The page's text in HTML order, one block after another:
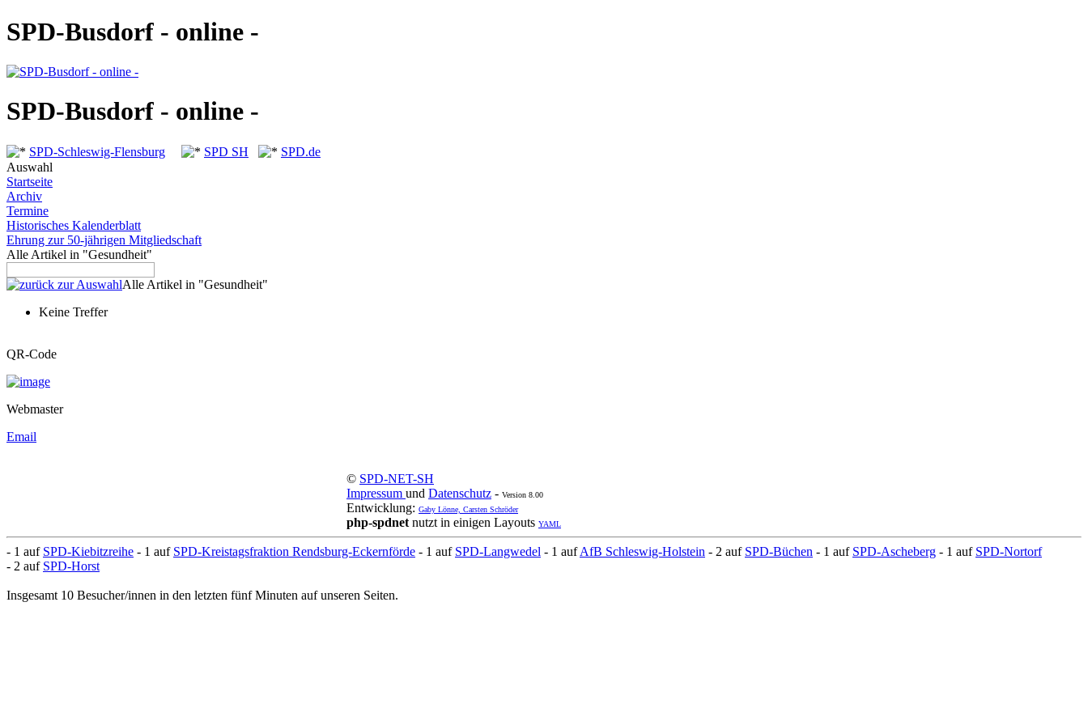
SPD-Busdorf - online -
SPD-Busdorf - online -
SPD-Schleswig-Flensburg SPD SH
SPD.de
Auswahl
Startseite
Archiv
Termine
Historisches Kalenderblatt
Ehrung zur 50-jährigen Mitgliedschaft
Alle Artikel in "Gesundheit"
Alle Artikel in "Gesundheit"
Keine Treffer
QR-Code
Webmaster
Email
© SPD-NET-SH
Impressum und Datenschutz - Version 8.00
Entwicklung: Gaby Lönne, Carsten Schröder
php-spdnet nutzt in einigen Layouts YAML
- 1 auf SPD-Kiebitzreihe - 1 auf SPD-Kreistagsfraktion Rendsburg-Eckernförde - 1 auf SPD-Langwedel - 1 aufAfB Schleswig-Holstein - 2 auf SPD-Büchen - 1 auf SPD-Ascheberg - 1 auf SPD-Nortorf
- 2 auf SPD-Horst
Insgesamt 10 Besucher/innen in den letzten fünf Minuten auf unseren Seiten.